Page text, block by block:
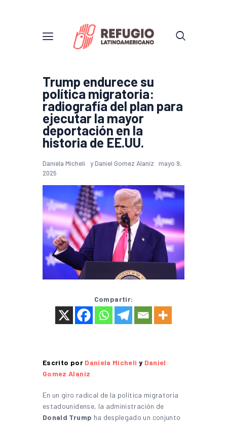
Trump endurece su
política migratoria:
radiografía del plan para
ejecutar la mayor
deportación en la
historia de EE.UU.
Daniela Micheli yDaniel Gomez Alaniz
mayo 9,
2025
Compartir:
Escrito por Daniela Micheli y Daniel
Gomez Alaniz
En un giro radical de la política migratoria
estadounidense, la administración de
Donald Trump ha desplegado un conjunto